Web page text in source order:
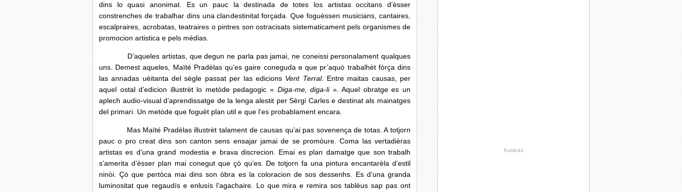
dins lo quasi anonimat. Es un pauc la destinada de totes los artistas occitans d’èsser
constrenches de trabalhar dins una clandestinitat forçada. Que foguèssen musicians, cantaires,
escalpraires, acrobatas, teatraires o pintres son ostracisats sistematicament pels organismes de
promocion artistica e pels mèdias.
D’aqueles artistas, que degun ne parla pas jamai, ne coneissi personalament qualques
uns. Demest aqueles, Maïté Pradèlas qu’es gaire coneguda e que pr’aquò trabalhèt fòrça dins
las annadas uèitanta del sègle passat per las edicions Vent Terral. Entre maitas causas, per
aquel ostal d’edicion illustrèt lo metòde pedagogic « Diga-me, diga-li». Aquel obratge es un
aplech audio-visual d’aprendissatge de la lenga alestit per Sèrgi Carles e destinat als mainatges
del primari. Un metòde que foguèt plan util e que l’es probablament encara.
Mas Maïté Pradèlas illustrèt talament de causas qu’ai pas sovenença de totas. A totjorn
pauc o pro creat dins son canton sens ensajar jamai de se promòure. Coma las vertadièras
artistas es d’una grand modestia e brava discrecion. Emai es plan damatge que son trabalh
s’amerita d’èsser plan mai conegut que çò qu’es. De totjorn fa una pintura encantarèla d’estil
ninòi. Çò que pertòca mai dins son òbra es la coloracion de sos dessenhs. Es d’una granda
luminositat que regaudís e enlusís l’agachaire. Lo que mira e remira sos tablèus sap pas ont
Publicité